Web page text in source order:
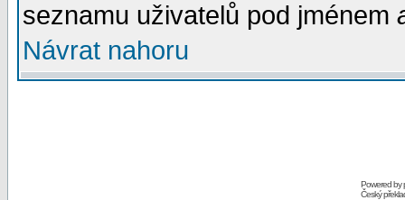
seznamu uživatelů pod jménem
Návrat nahoru
Powered by
Český